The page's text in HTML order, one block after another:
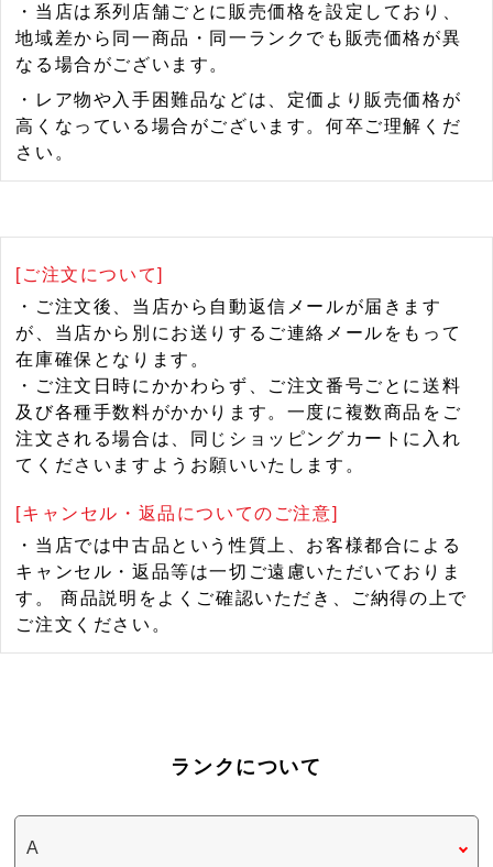
・当店は系列店舗ごとに販売価格を設定しており、
地域差から同一商品・同一ランクでも販売価格が異
なる場合がございます。
・レア物や入手困難品などは、定価より販売価格が
高くなっている場合がございます。何卒ご理解くだ
さい。
[ご注文について]
・ご注文後、当店から自動返信メールが届きます
が、当店から別にお送りするご連絡メールをもって
在庫確保となります。
・ご注文日時にかかわらず、ご注文番号ごとに送料
及び各種手数料がかかります。一度に複数商品をご
注文される場合は、同じショッピングカートに入れ
てくださいますようお願いいたします。
[キャンセル・返品についてのご注意]
・当店では中古品という性質上、お客様都合による
キャンセル・返品等は一切ご遠慮いただいておりま
す。 商品説明をよくご確認いただき、ご納得の上で
ご注文ください。
ランクについて